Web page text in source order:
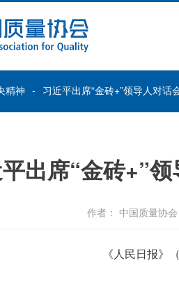
精神 习近平出席“金砖+”领导人对话
出席“金砖+”
作者： 中国质量协会
《人民日报》